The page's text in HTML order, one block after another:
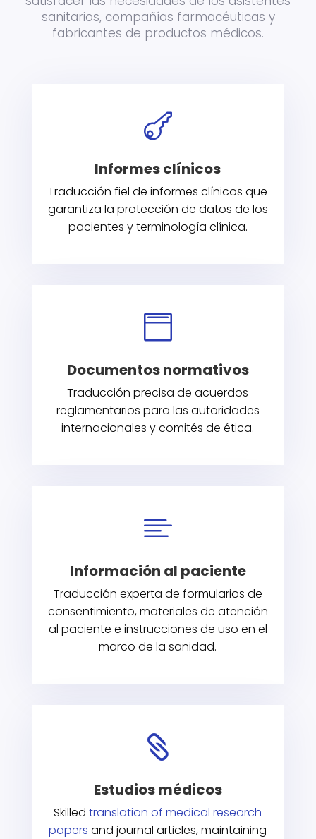
sanitarios, compañías farmacéuticas y
fabricantes de productos médicos.

Informes clínicos
Traducción fiel de informes clínicos que
garantiza la protección de datos de los
pacientes y terminología clínica.

Documentos normativos
Traducción precisa de acuerdos
reglamentarios para las autoridades
internacionales y comités de ética.

Información al paciente
Traducción experta de formularios de
consentimiento, materiales de atención
al paciente e instrucciones de uso en el
marco de la sanidad.

Estudios médicos
Skilledtranslation of medical research
papers and journal articles, maintaining